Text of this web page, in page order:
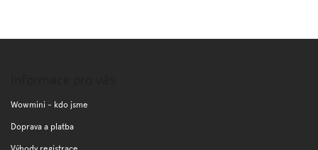
Wowmini - kdo jsme
Doprava a platba